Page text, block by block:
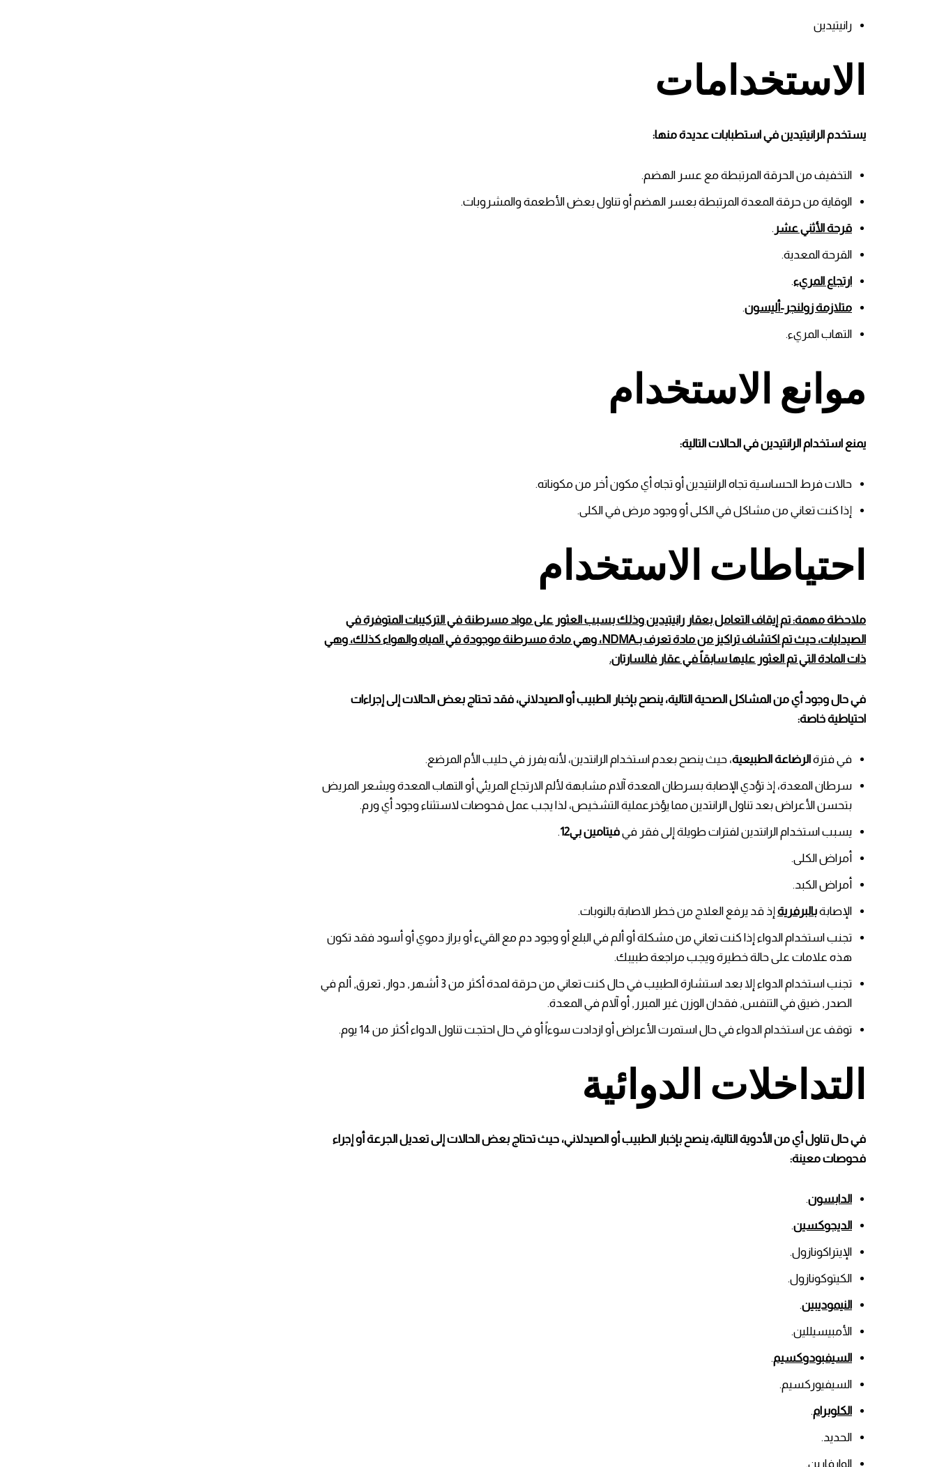
رانيتيدين
الاستخدامات
يستخدم الرانيتيدين في استطبابات عديدة منها:
التخفيف من الحرقة المرتبطة مع عسر الهضم.
الوقاية من حرقة المعدة المرتبطة بعسر الهضم أو تناول بعض الأطعمة والمشروبات.
قرحة الأثني عشر .
القرحة المعدية.
ارتجاع المريء.
متلازمة زولنجر-أليسون.
التهاب المريء.
موانع الاستخدام
يمنع استخدام الرانتيدين في الحالات التالية:
حالات فرط الحساسية تجاه الرانتيدين أو تجاه أي مكون أخر من مكوناته.
إذا كنت تعاني من مشاكل في الكلى أو وجود مرض في الكلى.
احتياطات الاستخدام
ملاحظة مهمة: تم إيقاف التعامل بعقار رانيتيدين وذلك بسبب العثور على مواد مسرطنة في التركيبات المتوفرة في
الصيدليات، حيث تم اكتشاف تراكيز من مادة تعرف بـNDMA، وهي مادة مسرطنة موجودة في المياه والهواء كذلك، وهي
ذات المادة التي تم العثور عليها سابقاً في عقار فالسارتان.
في حال وجود أي من المشاكل الصحية التالية، ينصح بإخبار الطبيب أو الصيدلاني، فقد تحتاج بعض الحالات إلى إجراءات
احتياطية خاصة:
في فترةالرضاعة الطبيعية، حيث ينصح بعدم استخدام الرانتدين، لأنه يفرز في حليب الأم المرضع.
سرطان المعدة، إذ تؤدي الإصابة بسرطان المعدة آلام مشابهة لألم الارتجاع المريئي أو التهاب المعدة ويشعر المريض
بتحسن الأعراض بعد تناول الرانتدين مما يؤخرعملية التشخيص، لذا يجب عمل فحوصات لاستثناء وجود أي ورم.
يسبب استخدام الرانتدين لفترات طويلة إلى فقر فيفيتامين بي12
.
أمراض الكلى.
أمراض الكبد.
الإصابةبالبرفريةإذ قد يرفع العلاج من خطر الاصابة بالنوبات.
تجنب استخدام الدواء إذا كنت تعاني من مشكلة أو ألم في البلع أو وجود دم مع القيء أو براز دموي أو أسود فقد تكون
هذه علامات على حالة خطيرة ويجب مراجعة طبيبك.
تجنب استخدام الدواء إلا بعد استشارة الطبيب في حال كنت تعاني من حرقة لمدة أكثر من 3 أشهر, دوار, تعرق, ألم في
الصدر, ضيق في التنفس, فقدان الوزن غير المبرر, أو آلام في المعدة.
توقف عن استخدام الدواء في حال استمرت الأعراض أو ازدادت سوءاً أو في حال احتجت تناول الدواء أكثر من 14 يوم.
التداخلات الدوائية
في حال تناول أي من الأدوية التالية، ينصح بإخبار الطبيب أو الصيدلاني، حيث تحتاج بعض الحالات إلى تعديل الجرعة أو إجراء
فحوصات معينة:
الدابسون.
الديجوكسين.
الإيتراكونازول.
الكيتوكونازول.
النيموديبين.
الأمبيسيللين.
السيفبودوكسيم.
السيفيوركسيم.
الكلوبرام.
الحديد.
الوارفارين.